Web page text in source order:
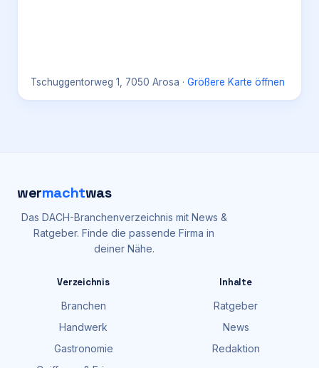
Tschuggentorweg 1, 7050 Arosa · Größere Karte öffnen
wermachtwas
Das DACH-Branchenverzeichnis mit News &
Ratgeber. Finde die passende Firma in
deiner Nähe.
Verzeichnis
Branchen
Handwerk
Gastronomie
Inhalte
Ratgeber
News
Redaktion